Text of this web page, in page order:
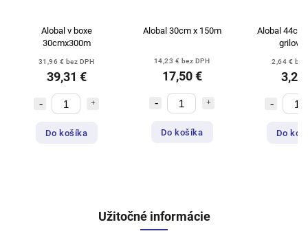
Alobal v boxe
30cmx300m
31,96 € bez DPH
39,31 €
Do košíka
Alobal 30cm x 150m
14,23 € bez DPH
17,50 €
Do košíka
Alobal 44cm
2,64 € bez
3,25
Do
Užitočné informácie